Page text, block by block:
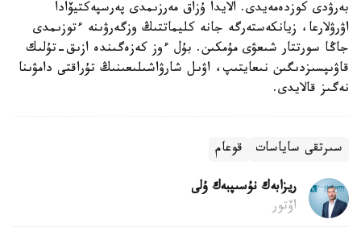
بەرۋدى كوزدەمەيدى. الايدا ۇزاق مەرزىمدى پەرسپەكتيۆادا
اۋرۋلارعا، زيانكەستەرگە جانە كليماتتىڭ وزگەرۋىنە ءتوزىمدى
جاڭا سورتتار شىعۋى مۇمكىن. بۇل ءوز كەزەگىندە ازىق-تۇلىك
قاۋىپسىزدىگىن نىعايتىپ، اۋىل شارۋاشىلىعىنىڭ تۇراقتى دامۋىنا
نەگىز قالايدى.
سىرتقى ساياسات قوعام
ريزابەك نۇسىپبەك ۇلى
اۆتور